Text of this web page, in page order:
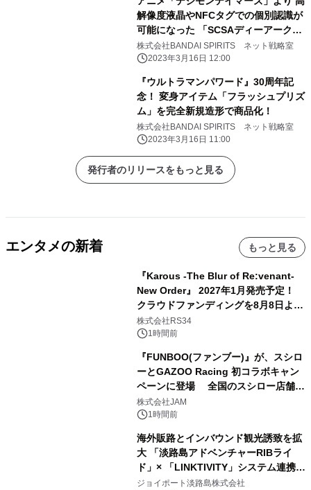
解像度液晶やNFCタグでの個別認識が
可能になった 「SCSAディーアーク
ver.松田啓人ULTIMATE」が登場
株式会社BANDAI SPIRITS ネット戦略室
2023年3月16日 12:00
『ウルトラマンパワード』30周年記
念！ 変身アイテム「フラッシュプリズ
ム」を完全新規造形で商品化！
株式会社BANDAI SPIRITS ネット戦略室
2023年3月16日 11:00
発行者のリリースをもっと見る
エンタメの新着 もっと見る
『Karous -The Blur of Re:venant-
New Order』 2027年1月発売予定！
クラウドファンディングを8月8日より
開始
株式会社RS34
1時間前
『FUNBOO(ファンブー)』が、スシロ
ーとGAZOO Racing 初コラボキャン
ペーンに登場 全国のスシロー店舗で
GR 4車種の FUNBOO(ミニカー)付き
メニューが展開されます
株式会社JAM
1時間前
海外販路とインバウンド観光誘致を拡
大 「淡路島アドベンチャーRIBライ
ド」× 「LINKTIVITY」システム連携を
開始！
ジョイポート淡路島株式会社